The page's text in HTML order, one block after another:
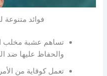
فوائد
تساهم عشبة مخلب
والحفاظ عليها ضد
تعمل كوقاية من